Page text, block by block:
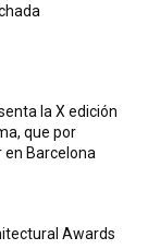
la X edición
que por
Barcelona
Awards